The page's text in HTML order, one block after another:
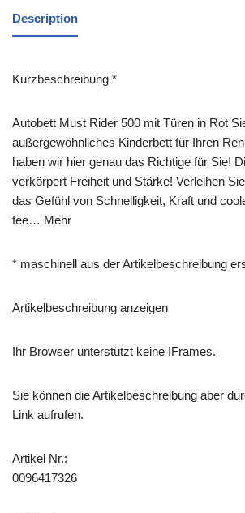
Description
Kurzbeschreibung *
Autobett Must Rider 500 mit Türen in Rot
außergewöhnliches Kinderbett für Ihren
haben wir hier genau das Richtige für Sie!
verkörpert Freiheit und Stärke! Verleihen
das Gefühl von Schnelligkeit, Kraft und
fee… Mehr
* maschinell aus der Artikelbeschreibung
Artikelbeschreibung anzeigen
Ihr Browser unterstützt keine IFrames.
Sie können die Artikelbeschreibung aber
Link aufrufen.
Artikel Nr.:
0096417326